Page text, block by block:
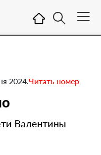
2024.Читать номер
Валентины